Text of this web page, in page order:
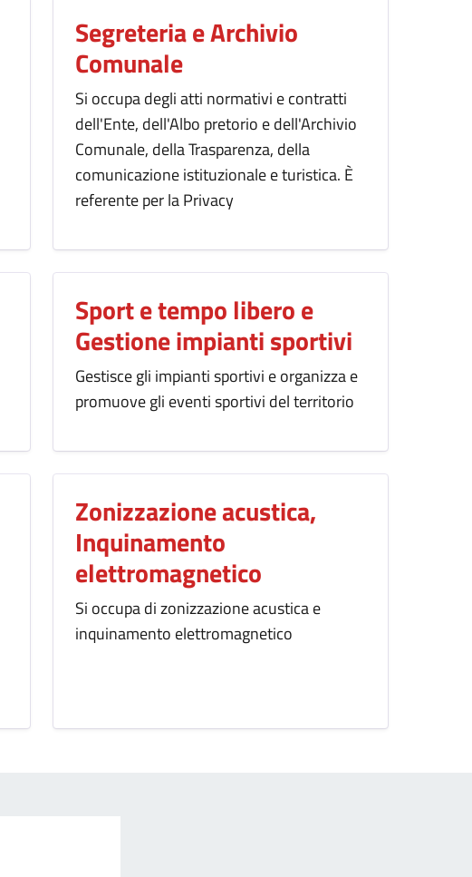
Segreteria e Archivio
Comunale
Si occupa degli atti normativi e contratti
dell'Ente, dell'Albo pretorio e dell'Archivio
Comunale, della Trasparenza, della
comunicazione istituzionale e turistica. È
referente per la Privacy
Sport e tempo libero e
Gestione impianti sportivi
Gestisce gli impianti sportivi e organizza e
promuove gli eventi sportivi del territorio
Zonizzazione acustica,
Inquinamento
elettromagnetico
Si occupa di zonizzazione acustica e
inquinamento elettromagnetico